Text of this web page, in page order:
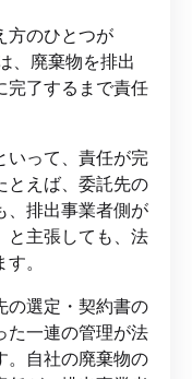
方のひとつが
、廃棄物を排出
完了するまで責任
いって、責任が完
とえば、委託先の
、排出事業者側が
と主張しても、法
。
の選定・契約書の
た一連の管理が法
。自社の廃棄物の